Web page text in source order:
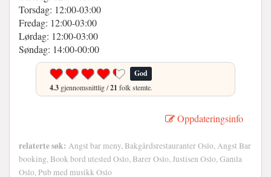
Torsdag: 12:00-03:00
Fredag: 12:00-03:00
Lørdag: 12:00-03:00
Søndag: 14:00-00:00
God
4.3 gjennomsnittlig /21 folk stemte.
Oppdateringsinfo
relaterte søk: Angst bar meny, Bakgårdsrestauranter Oslo, Angst Bar
booking, Book bord utested Oslo, Barer Oslo, Justisen Oslo, Gamla
Oslo, Pub med musikk Oslo